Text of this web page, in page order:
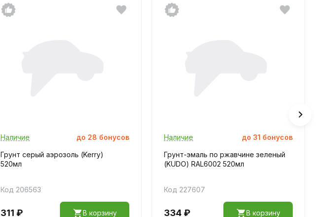
Наличие до 28 бонусов
Грунт серый аэрозоль (Kerry)
520мл
Код 206563
311 ₽ В корзину
Наличие до 31 бонусов
Грунт-эмаль по ржавчине зеленый
(KUDO) RAL6002 520мл
Код 227607
334 ₽ В корзину